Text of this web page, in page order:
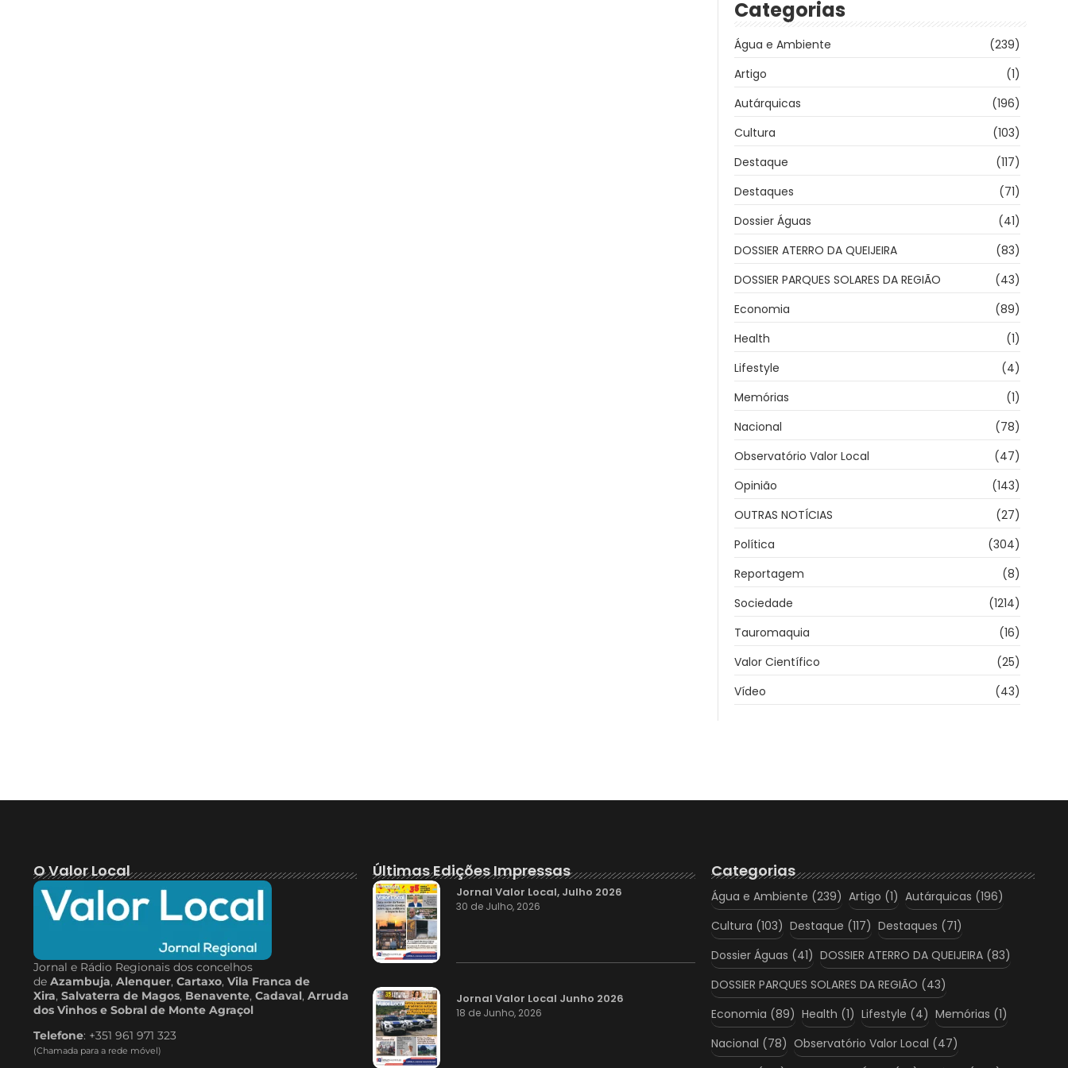
Categorias
Água e Ambiente
(239)
Artigo
(1)
Autárquicas
(196)
Cultura
(103)
Destaque
(117)
Destaques
(71)
Dossier Águas
(41)
DOSSIER ATERRO DA QUEIJEIRA
(83)
DOSSIER PARQUES SOLARES DA REGIÃO
(43)
Economia
(89)
Health
(1)
Lifestyle
(4)
Memórias
(1)
Nacional
(78)
Observatório Valor Local
(47)
Opinião
(143)
OUTRAS NOTÍCIAS
(27)
Política
(304)
Reportagem
(8)
Sociedade
(1214)
Tauromaquia
(16)
Valor Científico
(25)
Vídeo
(43)
O Valor Local
Jornal e Rádio Regionais dos concelhos
de Azambuja, Alenquer, Cartaxo, Vila Franca de
Xira, Salvaterra de Magos, Benavente, Cadaval, Arruda
dos Vinhos e Sobral de Monte Agraçol
Telefone: +351 961 971 323
(Chamada para a rede móvel)
Últimas Edições Impressas
Jornal Valor Local, Julho 2026
30 de Julho, 2026
Jornal Valor Local Junho 2026
18 de Junho, 2026
Categorias
Água e Ambiente (239) Artigo (1) Autárquicas (196)
Cultura (103) Destaque (117) Destaques (71)
Dossier Águas (41) DOSSIER ATERRO DA QUEIJEIRA (83)
DOSSIER PARQUES SOLARES DA REGIÃO (43)
Economia (89) Health (1) Lifestyle (4) Memórias (1)
Nacional (78) Observatório Valor Local (47)